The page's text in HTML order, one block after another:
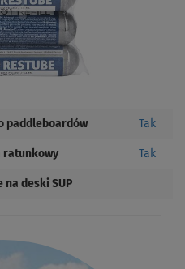
paddleboardów Tak
ratunkowy Tak
na deski SUP